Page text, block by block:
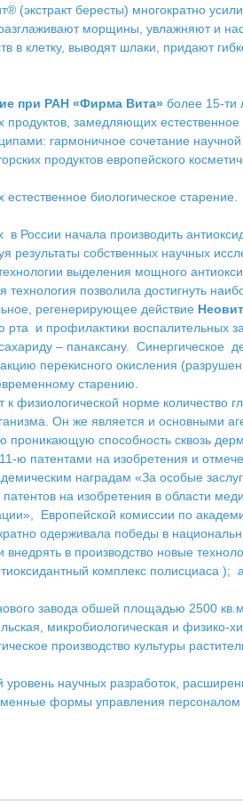
(экстракт бересты) многократно
морщины, увлажняют и
в клетку, выводят шлаки, придают
при РАН «Фирма Вита» более 15-ти
замедляющих
гармоничное сочетание
продуктов европейского
биологическое старение.
начала производить
результаты собственных научных
выделения мощного
позволила достигнуть
регенерирующее действие
рта и профилактики воспалительных
– панаксану. Синергическое
перекисного окисления
старению.
к физиологической норме
Он же является и основными
способность сквозь
ю патентами на изобретения и
наградам «За особые
на изобретения в области
Европейской комиссии по
одерживала победы в
в производство новые
комплекс полисциаса );
завода обшей площадью 2500
микробиологическая и
производство культуры
научных разработок,
формы управления